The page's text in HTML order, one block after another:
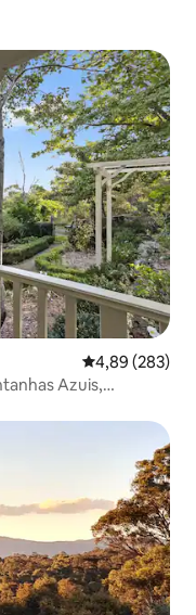
4,89 de uma
4,89 (283)
Azuis,